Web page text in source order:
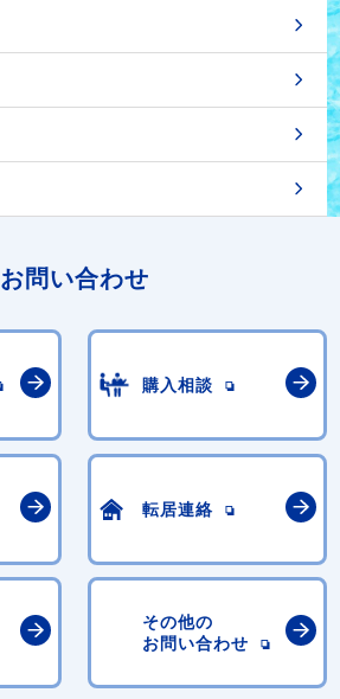
お問い合わせ
購入相談
転居連絡
その他の
お問い合わせ